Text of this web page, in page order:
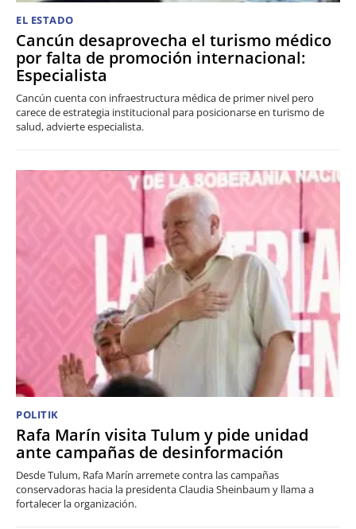
EL ESTADO
Cancún desaprovecha el turismo médico
por falta de promoción internacional:
Especialista
Cancún cuenta con infraestructura médica de primer nivel pero
carece de estrategia institucional para posicionarse en turismo de
salud, advierte especialista.
POLITIK
Rafa Marín visita Tulum y pide unidad
ante campañas de desinformación
Desde Tulum, Rafa Marín arremete contra las campañas
conservadoras hacia la presidenta Claudia Sheinbaum y llama a
fortalecer la organización.